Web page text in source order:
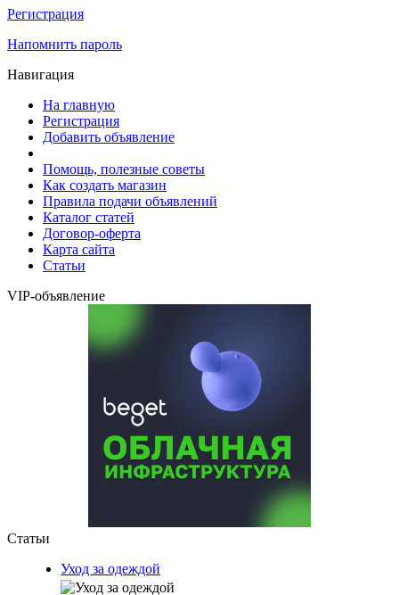
Регистрация
Напомнить пароль
Навигация
На главную
Регистрация
Добавить объявление
Помощь, полезные советы
Как создать магазин
Правила подачи объявлений
Каталог статей
Договор-оферта
Карта сайта
Статьи
VIP-объявление
Статьи
Уход за одеждой